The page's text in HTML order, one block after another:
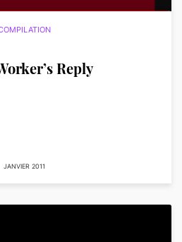
Reply
JANVIER 2011